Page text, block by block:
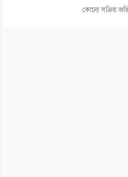
ইয়েমেনে সামরিক শিবিরে ভয়াবহ হামলা,
কোনো সক্রিয়